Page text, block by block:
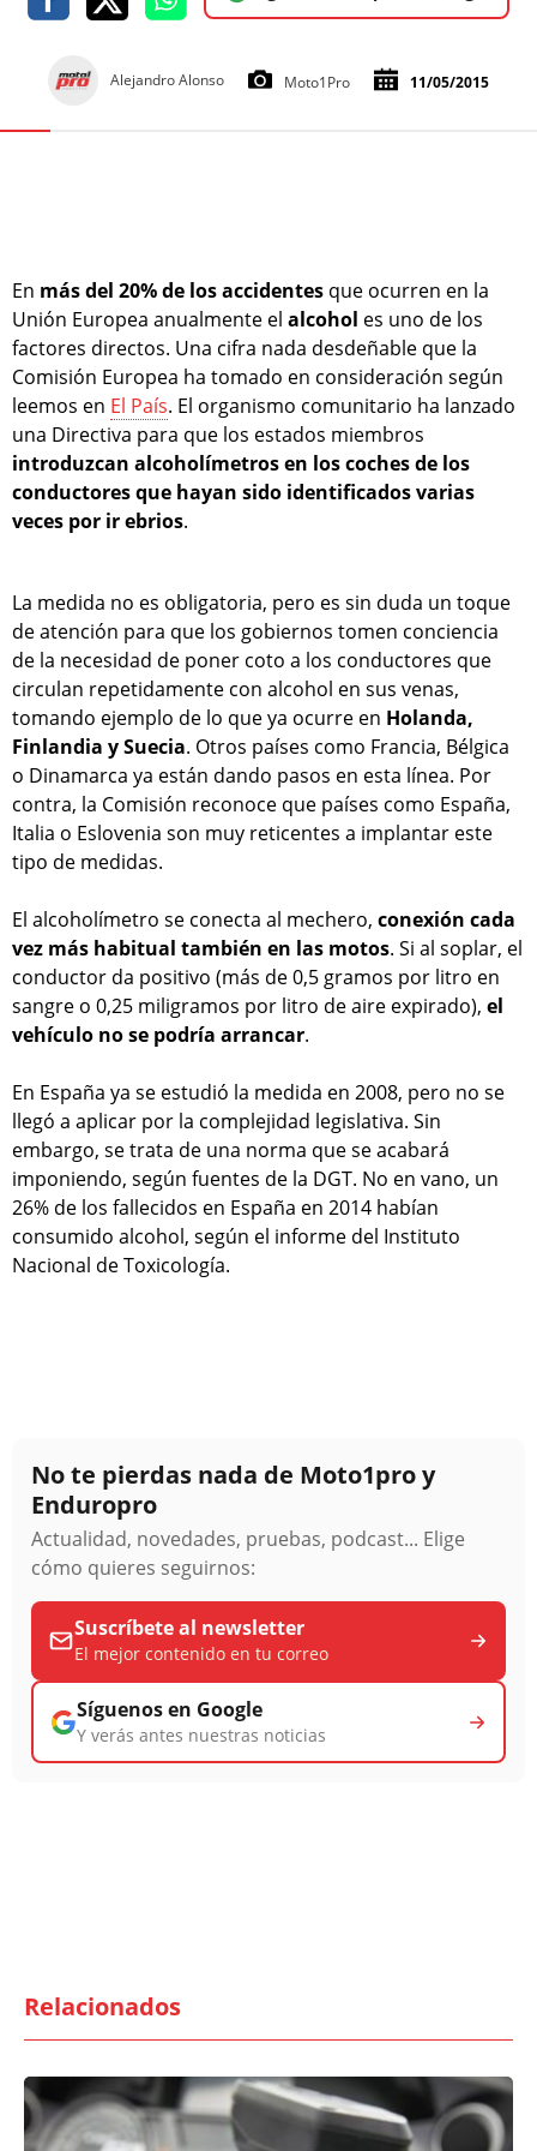
Alejandro Alonso Moto1Pro 11/05/2015
En más del 20% de los accidentes que ocurren en la
Unión Europea anualmente el alcohol es uno de los
factores directos. Una cifra nada desdeñable que la
Comisión Europea ha tomado en consideración según
leemos en El País. El organismo comunitario ha lanzado
una Directiva para que los estados miembros
introduzcan alcoholímetros en los coches de los
conductores que hayan sido identificados varias
veces por ir ebrios.
La medida no es obligatoria, pero es sin duda un toque
de atención para que los gobiernos tomen conciencia
de la necesidad de poner coto a los conductores que
circulan repetidamente con alcohol en sus venas,
tomando ejemplo de lo que ya ocurre en Holanda,
Finlandia y Suecia. Otros países como Francia, Bélgica
o Dinamarca ya están dando pasos en esta línea. Por
contra, la Comisión reconoce que países como España,
Italia o Eslovenia son muy reticentes a implantar este
tipo de medidas.
El alcoholímetro se conecta al mechero, conexión cada
vez más habitual también en las motos. Si al soplar, el
conductor da positivo (más de 0,5 gramos por litro en
sangre o 0,25 miligramos por litro de aire expirado), el
vehículo no se podría arrancar.
En España ya se estudió la medida en 2008, pero no se
llegó a aplicar por la complejidad legislativa. Sin
embargo, se trata de una norma que se acabará
imponiendo, según fuentes de la DGT. No en vano, un
26% de los fallecidos en España en 2014 habían
consumido alcohol, según el informe del Instituto
Nacional de Toxicología.
No te pierdas nada de Moto1pro y
Enduropro
Actualidad, novedades, pruebas, podcast... Elige
cómo quieres seguirnos:
Suscríbete al newsletter
El mejor contenido en tu correo
Síguenos en Google
Y verás antes nuestras noticias
Relacionados